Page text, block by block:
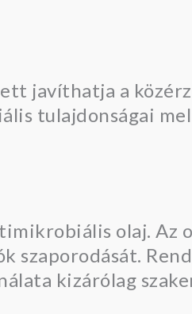
javíthatja a
tulajdonságai
olaj. Az
szaporodását.
kizárólag